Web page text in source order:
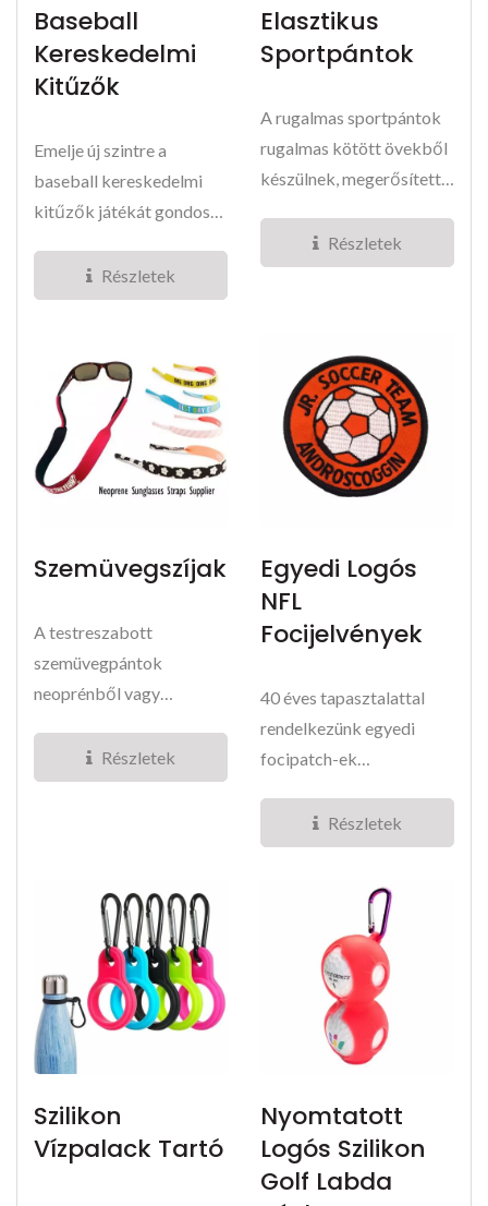
Baseball
Kereskedelmi
Kitűzők
Emelje új szintre a
baseball kereskedelmi
kitűzők játékát gondosan
dizájnjainkkal....
Részletek
Elasztikus
Sportpántok
A rugalmas sportpántok
rugalmas kötött övekből
készülnek, megerősített
Részletek
Szemüvegszíjak
A testreszabott
szemüvegpántok
neoprénből vagy
készülhetnek. Ha vízi...
Részletek
Egyedi Logós
NFL
Focijelvények
40 éves tapasztalattal
rendelkezünk egyedi
focipatch-ek
gyárunk...Részletek
Szilikon
Vízpalack Tartó
Nyomtatott
Logós Szilikon
Golf Labda